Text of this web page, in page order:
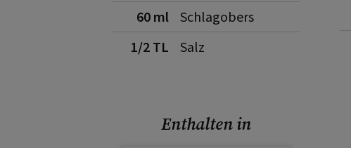
60 ml Schlagobers
1/2 TL
Salz
Enthalten in